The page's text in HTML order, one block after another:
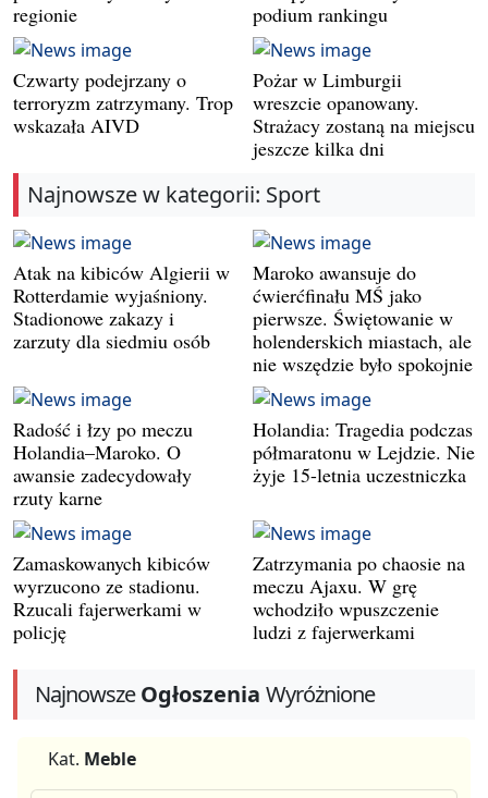
regionie
podium rankingu
Czwarty podejrzany o
terroryzm zatrzymany. Trop
wskazała AIVD
Pożar w Limburgii
wreszcie opanowany.
Strażacy zostaną na miejscu
jeszcze kilka dni
Najnowsze w kategorii: Sport
Atak na kibiców Algierii w
Rotterdamie wyjaśniony.
Stadionowe zakazy i
zarzuty dla siedmiu osób
Maroko awansuje do
ćwierćfinału MŚ jako
pierwsze. Świętowanie w
holenderskich miastach, ale
nie wszędzie było spokojnie
Radość i łzy po meczu
Holandia–Maroko. O
awansie zadecydowały
rzuty karne
Holandia: Tragedia podczas
półmaratonu w Lejdzie. Nie
żyje 15-letnia uczestniczka
Zamaskowanych kibiców
wyrzucono ze stadionu.
Rzucali fajerwerkami w
policję
Zatrzymania po chaosie na
meczu Ajaxu. W grę
wchodziło wpuszczenie
ludzi z fajerwerkami
NajnowszeOgłoszenia Wyróżnione
Kat. Meble